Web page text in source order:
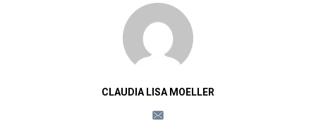
CLAUDIA LISA MOELLER